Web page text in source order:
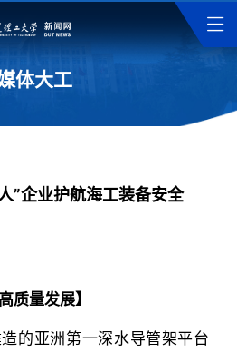
体大工
”企业护航海工装备安全
高质量发展】
的亚洲第一深水导管架平台